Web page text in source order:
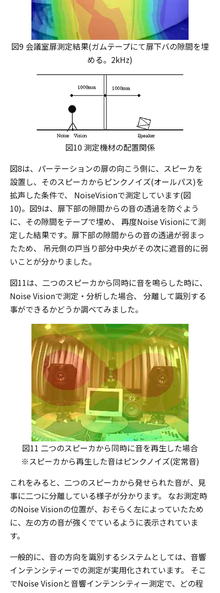
図9 会議室扉測定結果(ガムテープにて扉下バの隙間を埋
める。2kHz)
図10 測定機材の配置関係
図8は、パーテーションの扉の向こう側に、スピーカを
設置し、そのスピーカからピンクノイズ(オールパス)を
拡声した条件で、 NoiseVisionで測定しています(図
10)。図9は、扉下部の隙間からの音の透過を防ぐよう
に、その隙間をテープで埋め、 再度Noise Visionにて測
定した結果です。扉下部の隙間からの音の透過が弱まっ
たため、 吊元側の戸当り部分中央がその次に遮音的に弱
いことが分かりました。
図11は、二つのスピーカから同時に音を鳴らした時に、
Noise Visionで測定・分析した場合、 分離して識別する
事ができるかどうか調べてみました。
図11 二つのスピーカから同時に音を再生した場合
※スピーカから再生した音はピンクノイズ(定常音)
これをみると、二つのスピーカから発せられた音が、見
事に二つに分離している様子が分かります。 なお測定時
のNoise Visionの位置が、おそらく左によっていたため
に、左の方の音が強くでているように表示されていま
す。
一般的に、音の方向を識別するシステムとしては、音響
インテンシティーでの測定が実用化されています。 そこ
でNoise Visionと音響インテンシティー測定で、どの程